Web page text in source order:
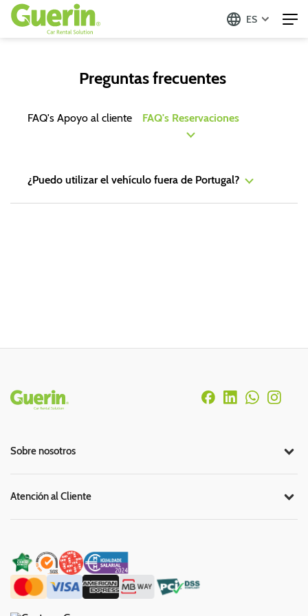
ES
Preguntas frecuentes
FAQ's Apoyo al cliente FAQ's Reservaciones
¿Puedo utilizar el vehículo fuera de Portugal?
Rodapé
Sobre nosotros
Atención al Cliente